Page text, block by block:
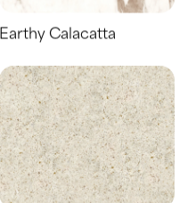
Earthy Calacatta